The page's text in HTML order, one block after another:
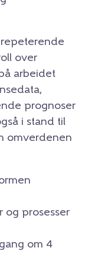
over
arbeidet
prognoser
i stand til
omverdenen
og prosesser
om 4